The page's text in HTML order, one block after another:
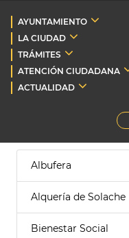
AYUNTAMIENTO
LA CIUDAD
TRÁMITES
ATENCIÓN CIUDADANA
ACTUALIDAD
Albufera
Alquería de Solache
Bienestar Social